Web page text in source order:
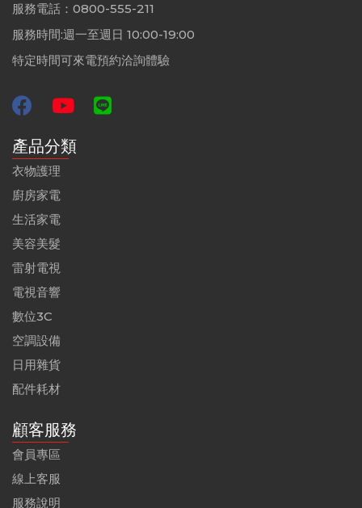
服務電話：0800-555-211
服務時間:週一至週日 10:00-19:00
特定時間可來電預約洽詢體驗
產品分類
衣物護理
廚房家電
生活家電
美容美髮
雷射電視
電視音響
數位3C
空調設備
日用雜貨
配件耗材
顧客服務
會員專區
線上客服
服務說明